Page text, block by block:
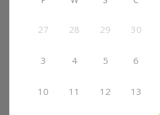
27 28 29 30
3 4 5 6
10 11 12 13